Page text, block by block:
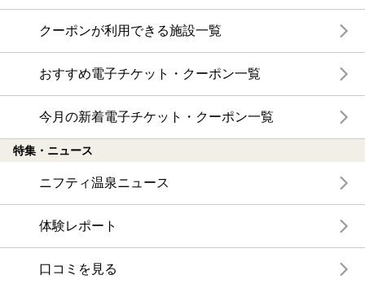
クーポンが利用できる施設一覧
おすすめ電子チケット・クーポン一覧
今月の新着電子チケット・クーポン一覧
特集・ニュース
ニフティ温泉ニュース
体験レポート
口コミを見る